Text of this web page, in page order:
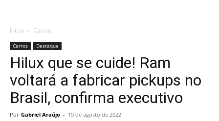
Início Carros
Carros Destaque
Hilux que se cuide! Ram
voltará a fabricar pickups no
Brasil, confirma executivo
Por Gabriel Araújo - 19 de agosto de 2022